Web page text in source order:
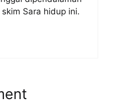
Sara hidup ini.